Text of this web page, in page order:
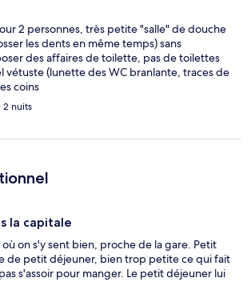
2 personnes, très petite "salle" de douche
les dents en même temps) sans
des affaires de toilette, pas de toilettes
vétuste (lunette des WC branlante, traces de
coins
2 nuits
la capitale
on s'y sent bien, proche de la gare. Petit
de petit déjeuner, bien trop petite ce qui fait
s'assoir pour manger. Le petit déjeuner lui